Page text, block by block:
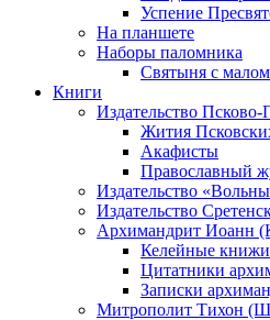
Успение
На планшете
Наборы паломника
Святыня с малом
Книги
Издательство
Жития
Акафисты
Православный
Издательство
Издательство
Архимандрит Иоанн
Келейные
Цитатники
Записки
Митрополит Тихон